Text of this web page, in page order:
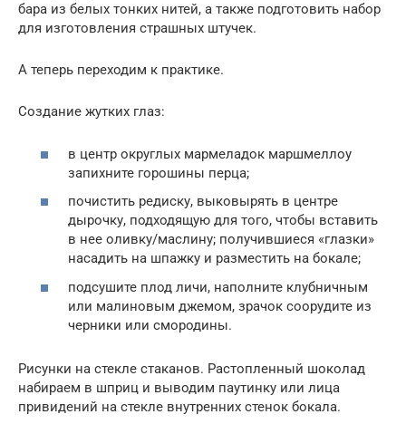
бара из белых тонких нитей, а также подготовить набор
для изготовления страшных штучек.
А теперь переходим к практике.
Создание жутких глаз:
в центр округлых мармеладок маршмеллоу
запихните горошины перца;
почистить редиску, выковырять в центре
дырочку, подходящую для того, чтобы вставить
в нее оливку/маслину; получившиеся «глазки»
насадить на шпажку и разместить на бокале;
подсушите плод личи, наполните клубничным
или малиновым джемом, зрачок соорудите из
черники или смородины.
Рисунки на стекле стаканов. Растопленный шоколад
набираем в шприц и выводим паутинку или лица
привидений на стекле внутренних стенок бокала.